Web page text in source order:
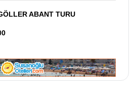
ABANT TURU